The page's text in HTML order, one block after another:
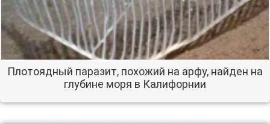
Плотоядный паразит, похожий на арфу, найден на
глубине моря в Калифорнии